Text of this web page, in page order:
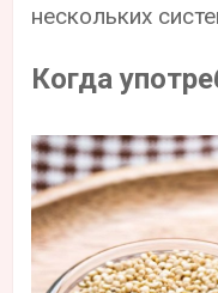
нескольких
Когда